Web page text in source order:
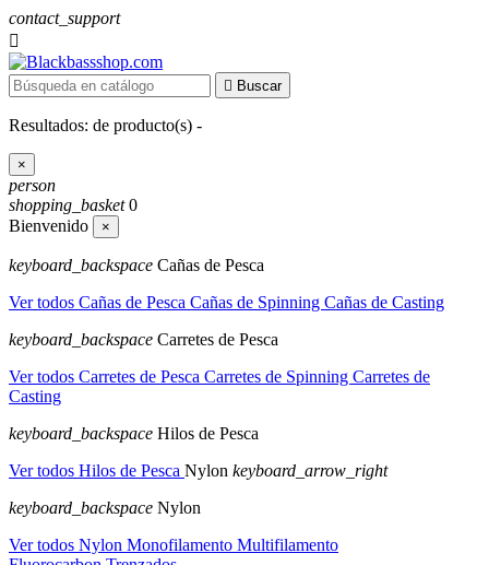
contact_support

 Buscar
Resultados: de producto(s) -
×
person
shopping_basket 0
Bienvenido
×
keyboard_backspace Cañas de Pesca
Ver todos Cañas de Pesca Cañas de Spinning Cañas de Casting
keyboard_backspace Carretes de Pesca
Ver todos Carretes de Pesca Carretes de Spinning Carretes de
Casting
keyboard_backspace Hilos de Pesca
Ver todos Hilos de Pesca Nylon keyboard_arrow_right
keyboard_backspace Nylon
Ver todos Nylon Monofilamento Multifilamento